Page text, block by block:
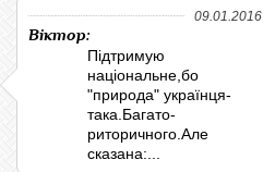
09.01.2016
Віктор:
Підтримую
національне,бо
"природа" українця-
така.Багато-
риторичного.Але
сказана:...